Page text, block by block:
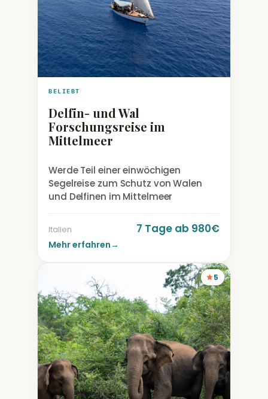
BELIEBT
Delfin- und Wal
Forschungsreise im
Mittelmeer
Werde Teil einer einwöchigen
Segelreise zum Schutz von Walen
und Delfinen im Mittelmeer
Italien 7 Tage ab 980€
Mehr erfahren→
5